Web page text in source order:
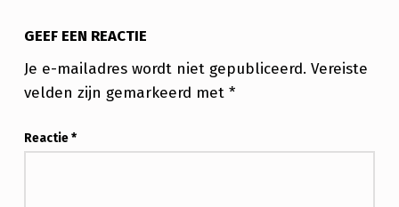
GEEF EEN REACTIE
Je e-mailadres wordt niet gepubliceerd. Vereiste
velden zijn gemarkeerd met *
Reactie*